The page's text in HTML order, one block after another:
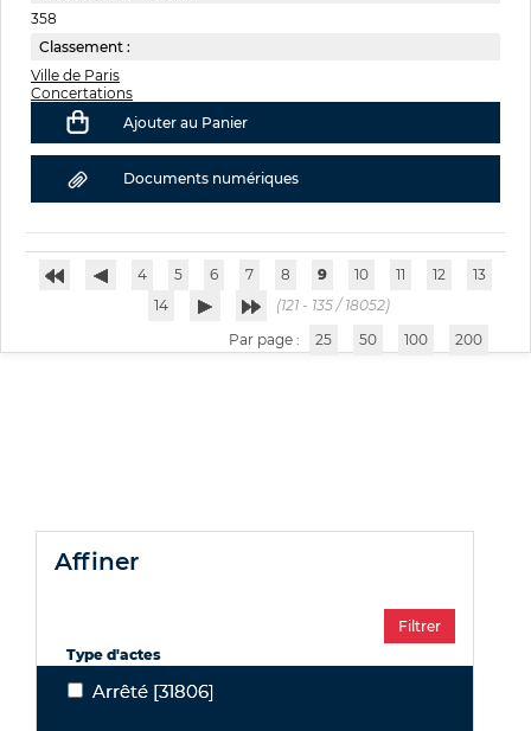
358
Classement :
Ville de Paris
Concertations
Ajouter au Panier
Documents numériques
4 5 6 7 8 9 10 11 12
13
14
(121 - 135 / 18052)
Par page :
25 50 100 200
affiner
Type d'actes
ArrêtéArrêté [31806]